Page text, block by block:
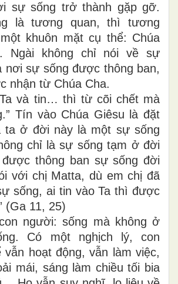
sự sống trở thành gặp gỡ.
là tương quan, thì tương
khuôn mặt cụ thể: Chúa
Ngài không chỉ nói về sự
nơi sự sống được thông ban,
nhận từ Chúa Cha.
và tin… thì từ cõi chết mà
Tín vào Chúa Giêsu là đặt
ta ở đời này là một sự sống
chỉ là sự sống tạm ở đời
thông ban sự sống đời
với chị Matta, dù em chị đã
sống, ai tin vào Ta thì được
(Ga 11, 25)
người: sống mà không ở
. Có một nghịch lý,con
vẫn hoạt động, vẫn làm việc,
mái, sáng làm chiều tối bia